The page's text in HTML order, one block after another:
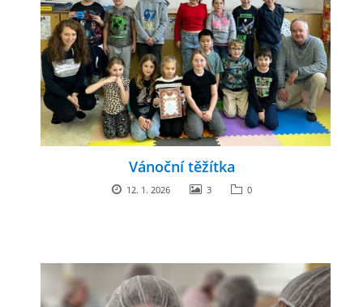
Vánoční těžítka
12. 1. 2026 3 0